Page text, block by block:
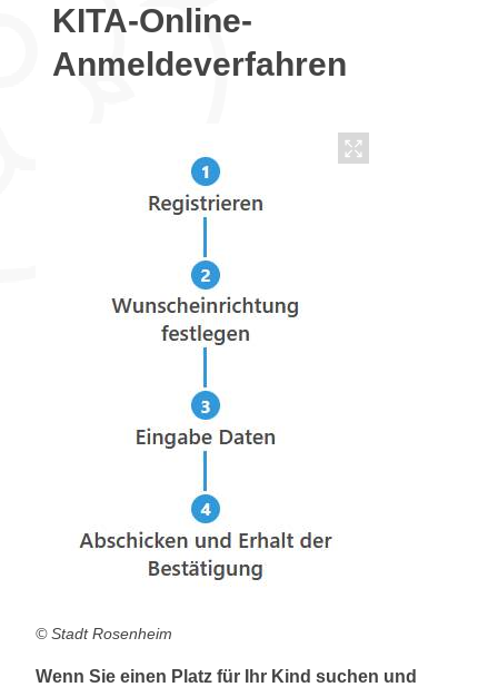
KITA-Online-
Anmeldeverfahren
© Stadt Rosenheim
Wenn Sie einen Platz für Ihr Kind suchen und